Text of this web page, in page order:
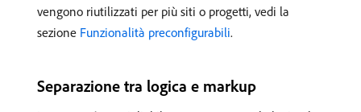
vengono riutilizzati per più siti o progetti, vedi la
sezione Funzionalità preconfigurabili.
Separazione tra logica e markup